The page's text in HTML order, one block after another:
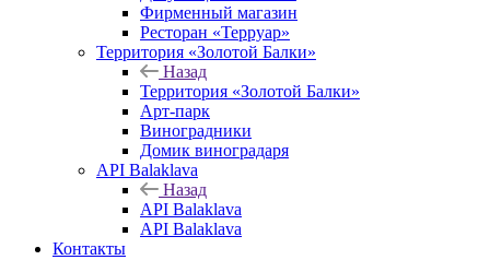
Фирменный магазин
Ресторан «Терруар»
Территория «Золотой Балки»
Назад
Территория «Золотой Балки»
Арт-парк
Виноградники
Домик виноградаря
API Balaklava
Назад
API Balaklava
API Balaklava
Контакты